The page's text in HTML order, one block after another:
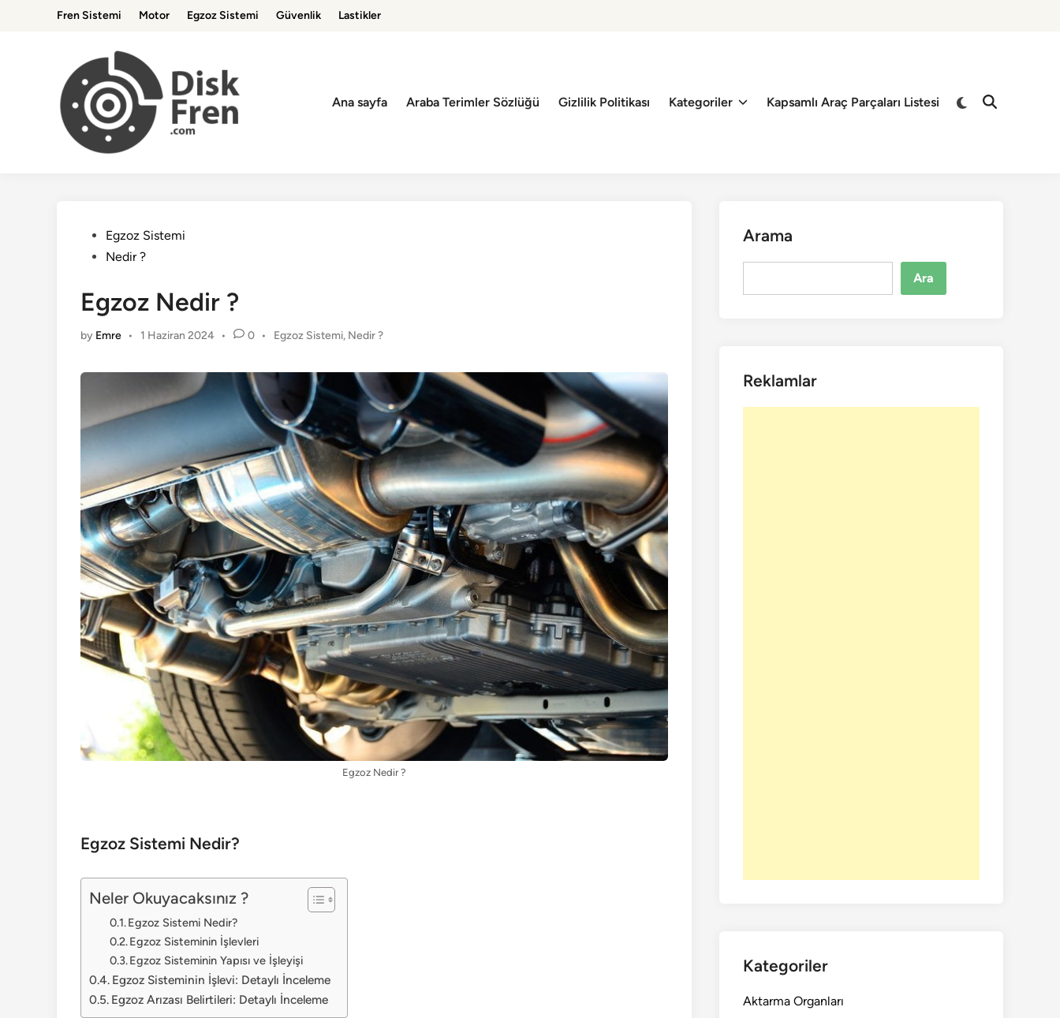
Fren Sistemi Motor Egzoz Sistemi Güvenlik Lastikler
Ana sayfa Araba Terimler Sözlüğü Gizlilik Politikası Kategoriler Kapsamlı Araç Parçaları Listesi
PostedEgzoz Sistemi
Nedir ?
Egzoz Nedir ?
by Emre • 1 Haziran 2024 • 0 •
Posted
Egzoz Sistemi, Nedir ?
Egzoz Nedir ?
Egzoz Sistemi Nedir?
Neler Okuyacaksınız ?
Egzoz Sistemi Nedir?
Egzoz Sisteminin İşlevleri
Egzoz Sisteminin Yapısı ve İşleyişi
Egzoz Sisteminin İşlevi: Detaylı İnceleme
Egzoz Arızası Belirtileri: Detaylı İnceleme
Arama
Ara
Reklamlar
Kategoriler
Aktarma Organları